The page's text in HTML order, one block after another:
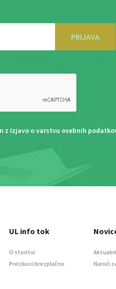
PRIJAVA
z Izjavo o varstvu osebnih
UL info tok
O storitvi
Preizkusi brezplačno
Naroči